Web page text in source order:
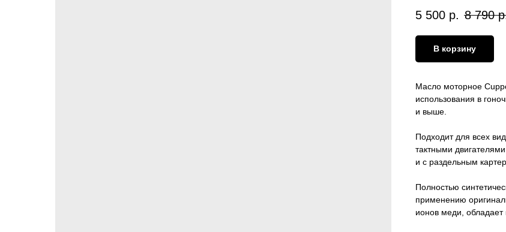
5 500 р. 8 790
В корзину
Масло моторное
использования в
и выше.
Подходит для всех
тактными
и с раздельным
Полностью
применению
ионов меди,